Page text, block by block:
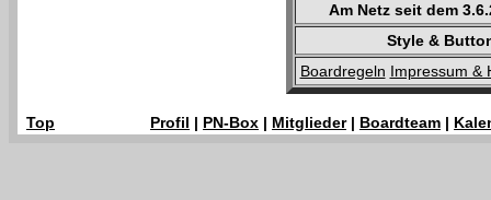
Am Netz seit dem
Style &
Boardregeln Impressum &
Top Profil | PN-Box | Mitglieder| Boardteam |